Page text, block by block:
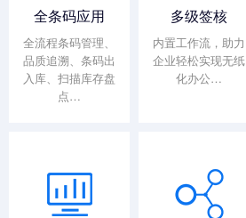
全条码应用
全流程条码管理、
品质追溯、条码出
入库、扫描库存盘
点…
多级签核
内置工作流，助力
企业轻松实现无纸
化办公…